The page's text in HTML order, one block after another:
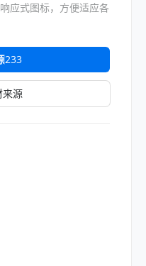
应式图标，方便适应各
233
来源